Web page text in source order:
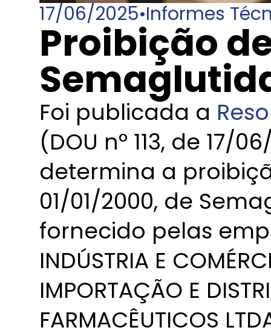
17/06/2025•Informes
Proibição
Foi publicada a
(DOU nº 113, de 17/
determina a
01/01/2000, de
fornecido pelas
INDÚSTRIA E
IMPORTAÇÃO E
FARMACÊUTICOS